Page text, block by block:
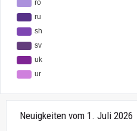
Neuigkeiten vom 1. Juli 2026